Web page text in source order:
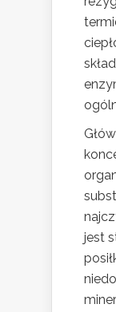
jest